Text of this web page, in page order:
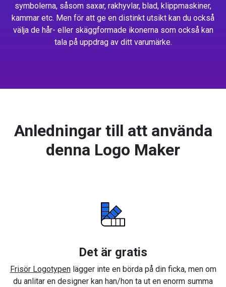
symbolerna, såsom saxar, rakhyvlar, blad, klippmaskiner,
kammar etc. Men för att ge en distinkt utsikt kan du också
välja de hår- eller skäggformade ikonerna som också kan
tala på uppdrag av ditt varumärke.
Anledningar till att använda
denna Logo Maker
Det är gratis
Frisör Logotypenlägger inte en börda på din ficka, men om
du anlitar en designer kan han/hon ta ut en enorm summa